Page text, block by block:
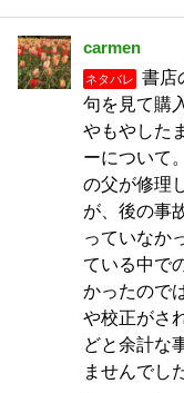
carmen
ネタバレ
書店
句を見て購
やもやした
ーについて
の父が修理
が、後の事
っていなか
ている中で
かったので
や校正がさ
どと余計な
ませんでし